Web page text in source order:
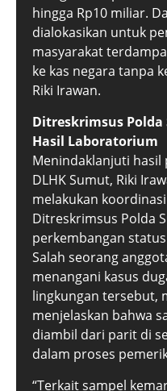
hingga Rp10 miliar.
dialokasikan untuk
masyarakat
ke kas negara tanpa
Riki Irawan.
Ditreskrimsus
Hasil Laboratorium
Menindaklanjuti
DLHK Sumut, Riki
melakukan
Ditreskrimsus Polda
perkembangan
Salah seorang
menangani kasus
lingkungan tersebut,
menjelaskan bahwa
diambil dari parit di
dalam proses
“Terkait sampel